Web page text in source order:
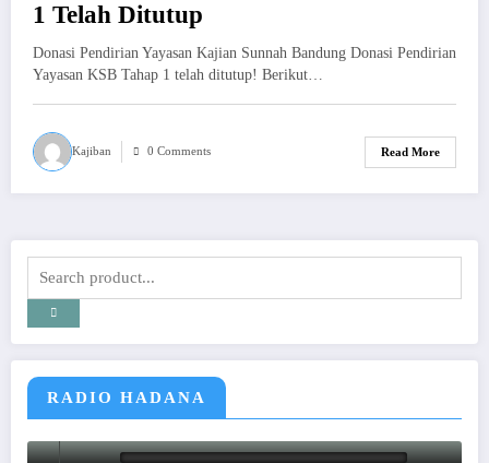
1 Telah Ditutup
Donasi Pendirian Yayasan Kajian Sunnah Bandung Donasi Pendirian
Yayasan KSB Tahap 1 telah ditutup! Berikut…
Kajiban 0 Comments Read More
RADIO HADANA